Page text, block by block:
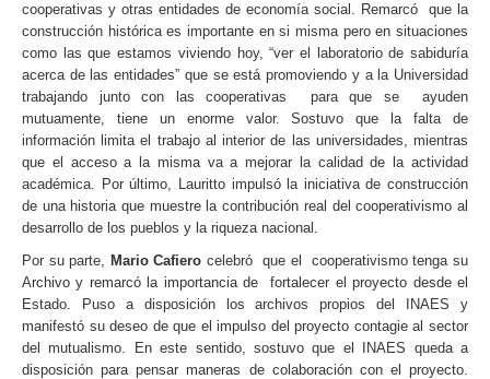
cooperativas y otras entidades de economía social. Remarcó que la
construcción histórica es importante en si misma pero en situaciones
como las que estamos viviendo hoy, “ver el laboratorio de sabiduría
acerca de las entidades” que se está promoviendo y a la Universidad
trabajando junto con las cooperativas para que se ayuden
mutuamente, tiene un enorme valor. Sostuvo que la falta de
información limita el trabajo al interior de las universidades, mientras
que el acceso a la misma va a mejorar la calidad de la actividad
académica. Por último, Lauritto impulsó la iniciativa de construcción
de una historia que muestre la contribución real del cooperativismo al
desarrollo de los pueblos y la riqueza nacional.
Por su parte, Mario Cafiero celebró que el cooperativismo tenga su
Archivo y remarcó la importancia de fortalecer el proyecto desde el
Estado. Puso a disposición los archivos propios del INAES y
manifestó su deseo de que el impulso del proyecto contagie al sector
del mutualismo. En este sentido, sostuvo que el INAES queda a
disposición para pensar maneras de colaboración con el proyecto.